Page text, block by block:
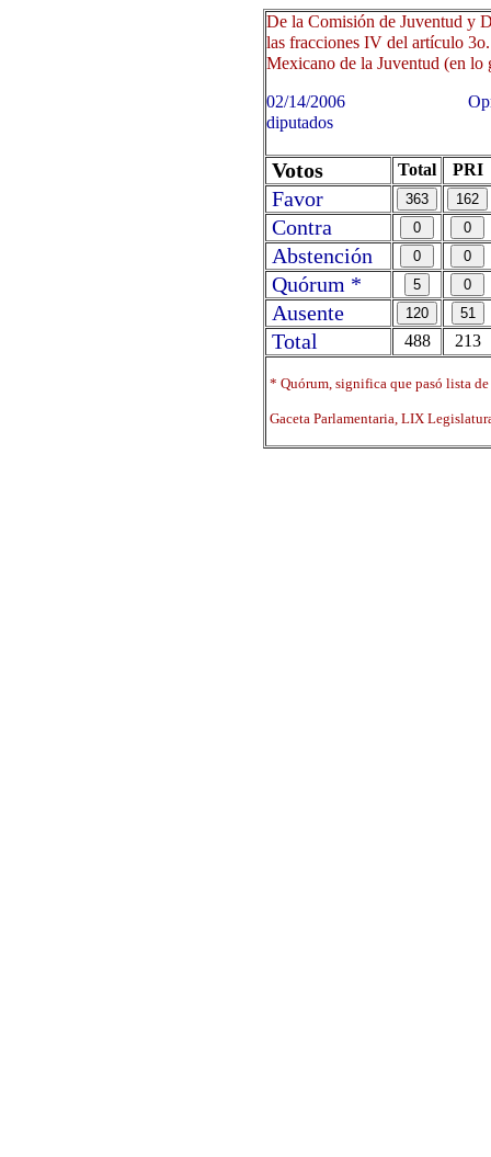
De la Comisión de Juventud y
las fracciones IV del artículo
Mexicano de la Juventud (en lo
02/14/2006 Oprima
diputados
Votos Total PRI
Favor
Contra
Abstención
Quórum *
Ausente
Total
488 213
* Quórum, significa que pasó lista
Gaceta Parlamentaria, LIX